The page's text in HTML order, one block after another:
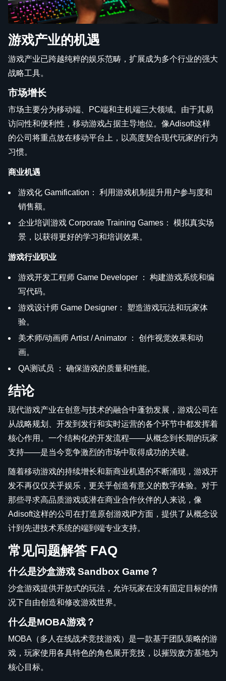
游戏产业的机遇
游戏产业已跨越纯粹的娱乐范畴，扩展成为多个行业的强大
战略工具。
市场增长
市场主要分为移动端、PC端和主机端三大领域。由于其易
访问性和便利性，移动游戏占据主导地位。像Adisoft这样
的公司将重点放在移动平台上，以高度契合现代玩家的行为
习惯。
商业机遇
游戏化 Gamification： 利用游戏机制提升用户参与度和
销售额。
企业培训游戏 Corporate Training Games： 模拟真实场
景，以获得更好的学习和培训效果。
游戏行业职业
游戏开发工程师 Game Developer ： 构建游戏系统和编
写代码。
游戏设计师 Game Designer： 塑造游戏玩法和玩家体
验。
美术师/动画师 Artist / Animator ： 创作视觉效果和动
画。
QA测试员 ： 确保游戏的质量和性能。
结论
现代游戏产业在创意与技术的融合中蓬勃发展，游戏公司在
从战略规划、开发到发行和实时运营的各个环节中都发挥着
核心作用。一个结构化的开发流程——从概念到长期的玩家
支持——是当今竞争激烈的市场中取得成功的关键。
随着移动游戏的持续增长和新商业机遇的不断涌现，游戏开
发不再仅仅关乎娱乐，更关乎创造有意义的数字体验。对于
那些寻求高品质游戏或潜在商业合作伙伴的人来说，像
Adisoft这样的公司在打造原创游戏IP方面，提供了从概念设
计到先进技术系统的端到端专业支持。
常见问题解答 FAQ
什么是沙盒游戏 Sandbox Game？
沙盒游戏提供开放式的玩法，允许玩家在没有固定目标的情
况下自由创造和修改游戏世界。
什么是MOBA游戏？
MOBA（多人在线战术竞技游戏）是一款基于团队策略的游
戏，玩家使用各具特色的角色展开竞技，以摧毁敌方基地为
核心目标。